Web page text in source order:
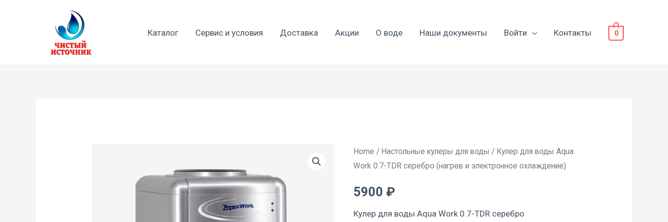
Каталог Сервис и условия Доставка Акции О воде Наши документы Войти Контакты 0
Home / Настольные кулеры для воды / Кулер для воды Aqua
Work 0.7-TDR серебро (нагрев и электронное охлаждение)
5900 ₽
Кулер для воды Aqua Work 0.7-TDR серебро
Кулер
для
Aqua
Work